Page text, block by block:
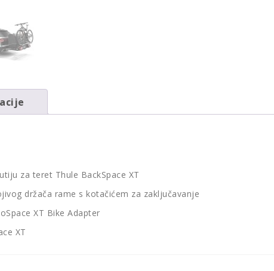
za teret Thule BackSpace XT
držača rame s kotačićem za zaključavanje
XT Bike Adapter
XT